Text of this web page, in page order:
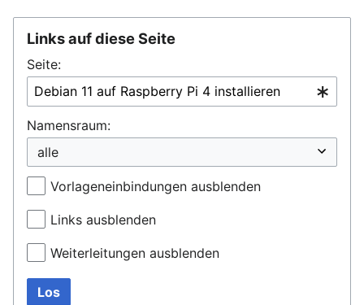
Links auf diese Seite
Seite:
Namensraum:
Vorlageneinbindungen ausblenden
Links ausblenden
Weiterleitungen ausblenden
Los